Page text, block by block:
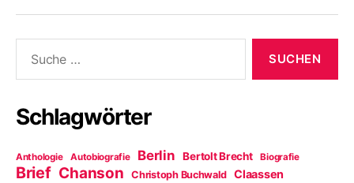
nach:
Schlagwörter
Anthologie Autobiografie Berlin Bertolt Brecht Biografie
Brief Chanson Christoph Buchwald Claassen